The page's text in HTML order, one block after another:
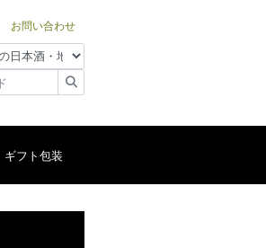
お問い合わせ
ギフト包装